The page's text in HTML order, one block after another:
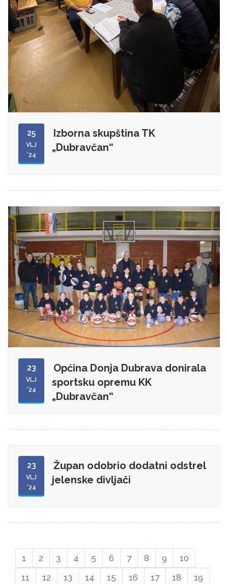
25
VLJ
'24
Izborna skupština TK
„Dubravčan“
23
VLJ
'24
Općina Donja Dubrava donirala
sportsku opremu KK
„Dubravčan“
23
VLJ
'24
Župan odobrio dodatni odstrel
jelenske divljači
1 2 3 4 5 6 7 8 9
10
11
12 13 14 15 16 17 18
19